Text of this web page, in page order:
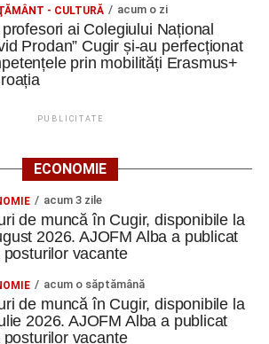
- CULTURĂ acum o zi
ai Colegiului Național
Prodan” Cugir și-au perfecționat
prin mobilități Erasmus+
PUBLICITATE
ECONOMIE
acum 3 zile
de muncă în Cugir, disponibile la
2026. AJOFM Alba a publicat
posturilor vacante
acum o săptămână
de muncă în Cugir, disponibile la
2026. AJOFM Alba a publicat
posturilor vacante